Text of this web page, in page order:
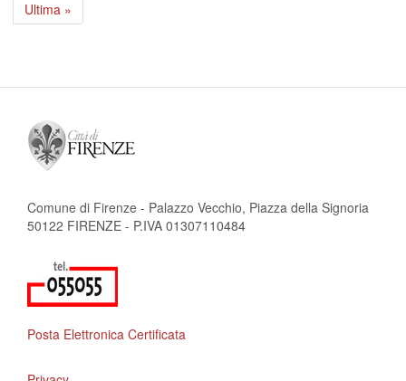
Ultima
pagina
Ultima »
Comune di Firenze - Palazzo Vecchio, Piazza della Signoria
50122 FIRENZE - P.IVA 01307110484
Posta Elettronica Certificata